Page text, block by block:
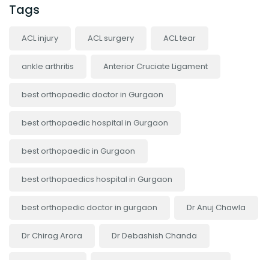
Tags
ACL injury ACL surgery ACL tear
ankle arthritis Anterior Cruciate Ligament
best orthopaedic doctor in Gurgaon
best orthopaedic hospital in Gurgaon
best orthopaedic in Gurgaon
best orthopaedics hospital in Gurgaon
best orthopedic doctor in gurgaon Dr Anuj Chawla
Dr Chirag Arora Dr Debashish Chanda